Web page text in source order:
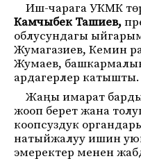
Иш-чарага УКМК
Камчыбек Ташиев,
облусундагы
Жумагазиев, Кемин
Жумаев,
ардагерлер катышты.
Жаңы имарат
жооп берет жана
коопсуздук
натыйжалуу ишин
эмеректер менен